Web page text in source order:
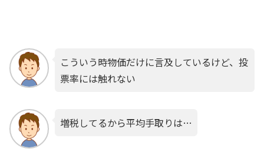
こういう時物価だけに言及しているけど、投
票率には触れない
増税してるから平均手取りは…